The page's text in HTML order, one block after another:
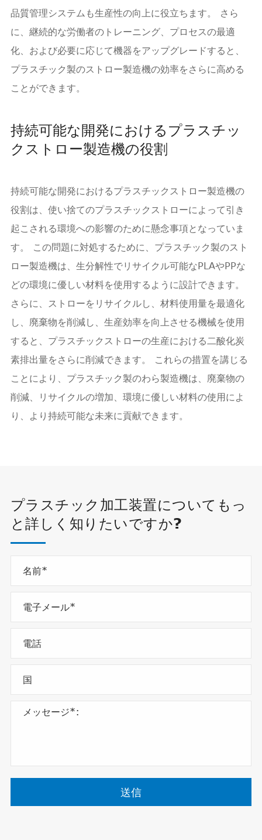
品質管理システムも生産性の向上に役立ちます。 さら
に、継続的な労働者のトレーニング、プロセスの最適
化、および必要に応じて機器をアップグレードすると、
プラスチック製のストロー製造機の効率をさらに高める
ことができます。
持続可能な開発におけるプラスチッ
クストロー製造機の役割
持続可能な開発におけるプラスチックストロー製造機の
役割は、使い捨てのプラスチックストローによって引き
起こされる環境への影響のために懸念事項となっていま
す。 この問題に対処するために、プラスチック製のスト
ロー製造機は、生分解性でリサイクル可能なPLAやPPな
どの環境に優しい材料を使用するように設計できます。
さらに、ストローをリサイクルし、材料使用量を最適化
し、廃棄物を削減し、生産効率を向上させる機械を使用
すると、プラスチックストローの生産における二酸化炭
素排出量をさらに削減できます。 これらの措置を講じる
ことにより、プラスチック製のわら製造機は、廃棄物の
削減、リサイクルの増加、環境に優しい材料の使用によ
り、より持続可能な未来に貢献できます。
プラスチック加工装置についてもっ
と詳しく知りたいですか?
送信